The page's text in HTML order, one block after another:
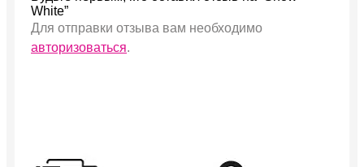
White”
Для отправки отзыва вам необходимо
авторизоваться.